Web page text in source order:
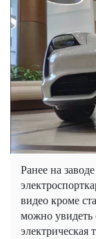
Ранее на
видео кроме
можно увидеть
электрическая